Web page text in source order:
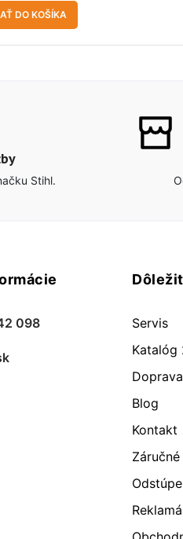
DO KOŠÍKA
Stihl.
098
Servis
Katalóg
Blog
Kontakt